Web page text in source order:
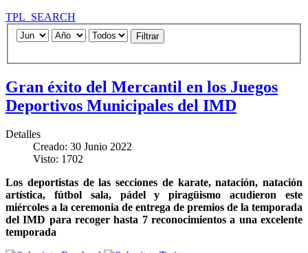
TPL_SEARCH
Filtrar
Gran éxito del Mercantil en los Juegos
Deportivos Municipales del IMD
Detalles
Creado: 30 Junio 2022
Visto: 1702
Los deportistas de las secciones de karate, natación, natación
artística, fútbol sala, pádel y piragüismo acudieron este
miércoles a la ceremonia de entrega de premios de la temporada
del IMD para recoger hasta 7 reconocimientos a una excelente
temporada